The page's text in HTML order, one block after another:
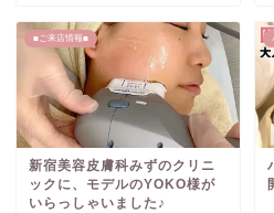
■ご来店情報■
新宿美容皮膚科みずのクリニ
ックに、モデルのYOKO様が
いらっしゃいました♪